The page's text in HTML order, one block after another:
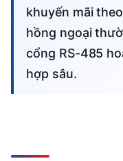
khuyến mãi
hồng ngoại
cổng RS-485
hợp sâu.